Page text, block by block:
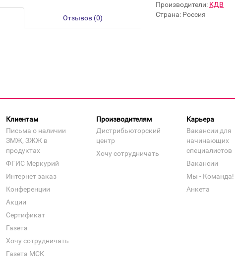
Отзывов (0)
Производители: КДВ
Страна: Россия
Клиентам
Письма о наличии
ЗМЖ, ЗЖЖ в
продуктах
ФГИС Меркурий
Интернет заказ
Конференции
Акции
Сертификат
Газета
Хочу сотрудничать
Газета МСК
Производителям
Дистрибьюторский
центр
Хочу сотрудничать
Карьера
Вакансии для
начинающих
специалистов
Вакансии
Мы - Команда!
Анкета